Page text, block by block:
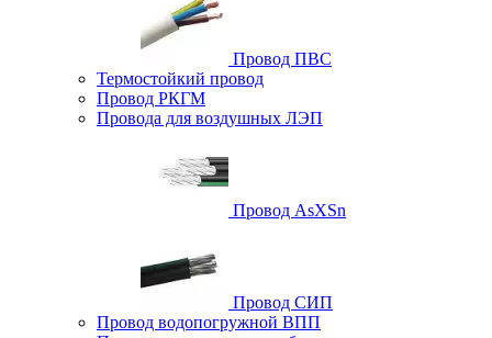
Провод ПВС
Термостойкий провод
Провод РКГМ
Провода для воздушных ЛЭП
Провод AsXSn
Провод СИП
Провод водопогружной ВПП